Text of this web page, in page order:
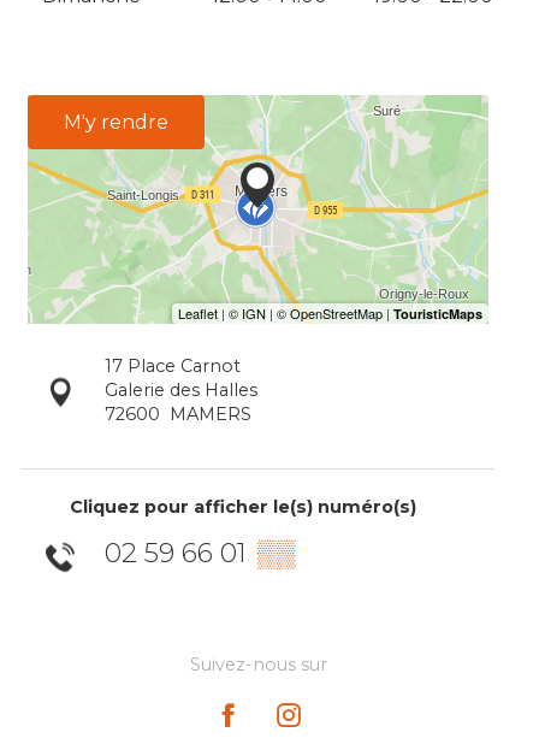
M'y rendre
17 Place Carnot
Galerie des Halles
72600
MAMERS
Cliquez pour afficher le(s) numéro(s)
02 59 66 01 ▒▒
Suivez-nous sur